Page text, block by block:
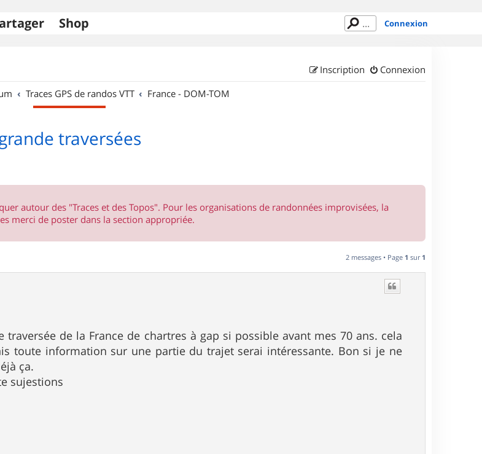
Shop Connexion
Connexion
Inscription
Traces GPS de randos VTT France - DOM-TOM
traversées
autour des "Traces et des Topos". Pour les organisations de randonnées improvisées, la
merci de poster dans la section appropriée.
2 messages • Page 1 sur 1
traversée de la France de chartres à gap si possible avant mes 70 ans. cela
toute information sur une partie du trajet serai intéressante. Bon si je ne
ça.
sujestions